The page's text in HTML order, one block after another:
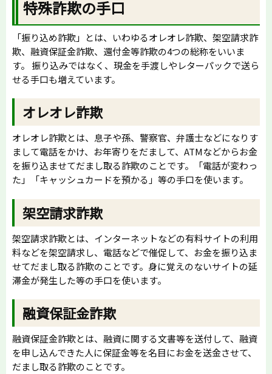
特殊詐欺の手口
「振り込め詐欺」とは、いわゆるオレオレ詐欺、架空請求詐
欺、融資保証金詐欺、還付金等詐欺の4つの総称をいいま
す。 振り込みではなく、現金を手渡しやレターパックで送ら
せる手口も増えています。
オレオレ詐欺
オレオレ詐欺とは、息子や孫、警察官、弁護士などになりす
まして電話をかけ、お年寄りをだまして、ATMなどからお金
を振り込ませてだまし取る詐欺のことです。「電話が変わっ
た」「キャッシュカードを預かる」等の手口を使います。
架空請求詐欺
架空請求詐欺とは、インターネットなどの有料サイトの利用
料などを架空請求し、電話などで催促して、お金を振り込ま
せてだまし取る詐欺のことです。身に覚えのないサイトの延
滞金が発生した等の手口を使います。
融資保証金詐欺
融資保証金詐欺とは、融資に関する文書等を送付して、融資
を申し込んできた人に保証金等を名目にお金を送金させて、
だまし取る詐欺のことです。